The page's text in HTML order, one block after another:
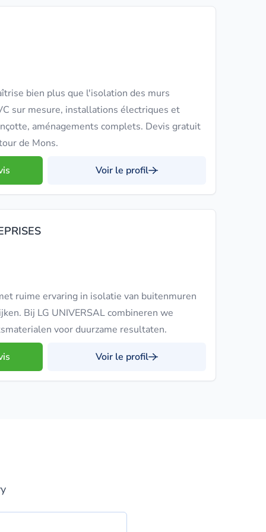
bien plus que l'isolation des murs
sur mesure, installations électriques et
aménagements complets. Devis gratuit
de Mons.
Voir le profil
ruime ervaring in isolatie van buitenmuren
Bij LG UNIVERSAL combineren we
voor duurzame resultaten.
Voir le profil